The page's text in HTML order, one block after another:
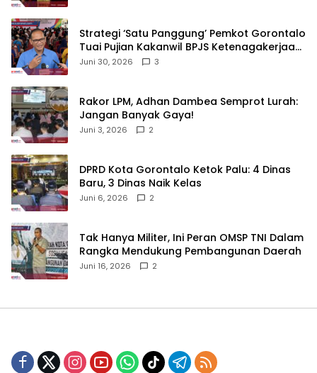
Strategi ‘Satu Panggung’ Pemkot Gorontalo
Tuai Pujian Kakanwil BPJS Ketenagakerjaan
Sulama‎‎
Juni 30, 2026 3
‎Rakor LPM, Adhan Dambea Semprot Lurah:
Jangan Banyak Gaya!‎
Juni 3, 2026 2
‎DPRD Kota Gorontalo Ketok Palu: 4 Dinas
Baru, 3 Dinas Naik Kelas
Juni 6, 2026 2
‎Tak Hanya Militer, Ini Peran OMSP TNI Dalam
Rangka Mendukung Pembangunan Daerah
Juni 16, 2026 2